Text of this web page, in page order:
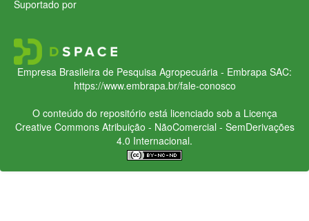
Suportado por
Empresa Brasileira de Pesquisa Agropecuária - Embrapa SAC:
https://www.embrapa.br/fale-conosco
O conteúdo do repositório está licenciado sob a Licença
Creative CommonsAtribuição - NãoComercial - SemDerivações
4.0 Internacional.